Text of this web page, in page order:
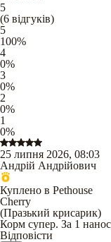
5
(6 відгуків)
5
100%
4
0%
3
0%
2
0%
1
0%
25 липня 2026, 08:03
Андрій Андрійович
Куплено в Pethouse
Cherry
(Празький крисарик)
Корм супер. За 1
Відповісти